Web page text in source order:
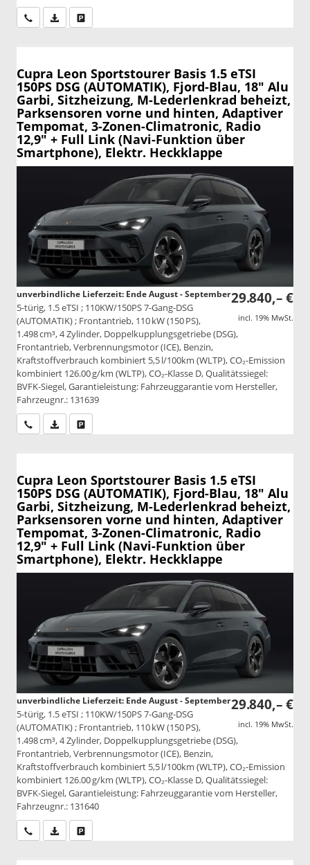
Wir rufen Sie anPDF-Datei, Fahrzeugexposé drucken
Cupra Leon Sportstourer Basis 1.5 eTSI
150PS DSG (AUTOMATIK), Fjord-Blau, 18" Alu
Garbi, Sitzheizung, M-Lederlenkrad beheizt,
Parksensoren vorne und hinten, Adaptiver
Tempomat, 3-Zonen-Climatronic, Radio
12,9" + Full Link (Navi-Funktion über
Smartphone), Elektr. Heckklappe
29.840,– €
incl. 19% MwSt.
unverbindliche Lieferzeit: Ende August - September
5-türig, 1.5 eTSI ; 110KW/150PS 7-Gang-DSG
(AUTOMATIK) ; Frontantrieb, 110 kW (150 PS),
1.498 cm³, 4 Zylinder, Doppelkupplungsgetriebe (DSG),
Frontantrieb, Verbrennungsmotor (ICE), Benzin,
Kraftstoffverbrauch kombiniert 5,5 l/100km (WLTP), CO₂-Emission
kombiniert 126.00 g/km (WLTP), CO₂-Klasse D, Qualitätssiegel:
BVFK-Siegel, Garantieleistung: Fahrzeuggarantie vom Hersteller,
Fahrzeugnr.: 131639
Wir rufen Sie anPDF-Datei, Fahrzeugexposé drucken
Cupra Leon Sportstourer Basis 1.5 eTSI
150PS DSG (AUTOMATIK), Fjord-Blau, 18" Alu
Garbi, Sitzheizung, M-Lederlenkrad beheizt,
Parksensoren vorne und hinten, Adaptiver
Tempomat, 3-Zonen-Climatronic, Radio
12,9" + Full Link (Navi-Funktion über
Smartphone), Elektr. Heckklappe
29.840,– €
incl. 19% MwSt.
unverbindliche Lieferzeit: Ende August - September
5-türig, 1.5 eTSI ; 110KW/150PS 7-Gang-DSG
(AUTOMATIK) ; Frontantrieb, 110 kW (150 PS),
1.498 cm³, 4 Zylinder, Doppelkupplungsgetriebe (DSG),
Frontantrieb, Verbrennungsmotor (ICE), Benzin,
Kraftstoffverbrauch kombiniert 5,5 l/100km (WLTP), CO₂-Emission
kombiniert 126.00 g/km (WLTP), CO₂-Klasse D, Qualitätssiegel:
BVFK-Siegel, Garantieleistung: Fahrzeuggarantie vom Hersteller,
Fahrzeugnr.: 131640
Wir rufen Sie anPDF-Datei, Fahrzeugexposé drucken